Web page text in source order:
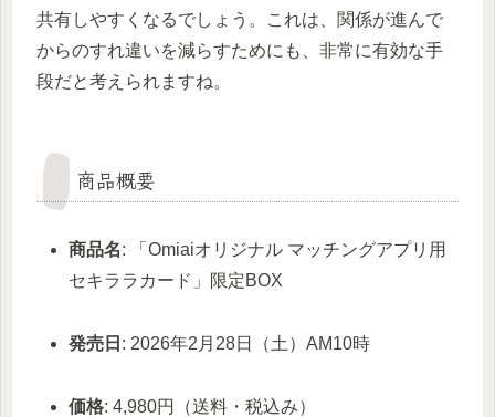
共有しやすくなるでしょう。これは、関係が進んで
からのすれ違いを減らすためにも、非常に有効な手
段だと考えられますね。
商品概要
商品名: 「Omiaiオリジナル マッチングアプリ用
セキララカード」限定BOX
発売日 : 2026年2月28日（土）AM10時
価格: 4,980円（送料・税込み）